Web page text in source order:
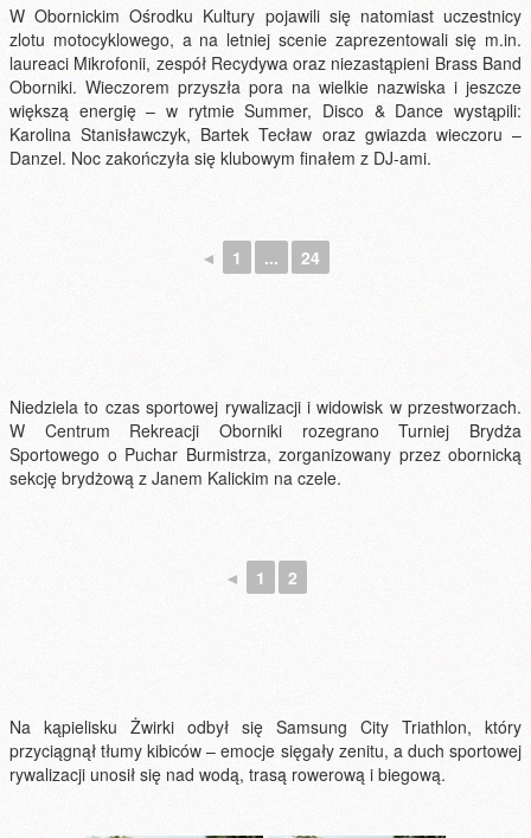
W Obornickim Ośrodku Kultury pojawili się natomiast uczestnicy
zlotu motocyklowego, a na letniej scenie zaprezentowali się m.in.
laureaci Mikrofonii, zespół Recydywa oraz niezastąpieni Brass Band
Oborniki. Wieczorem przyszła pora na wielkie nazwiska i jeszcze
większą energię – w rytmie Summer, Disco & Dance wystąpili:
Karolina Stanisławczyk, Bartek Tecław oraz gwiazda wieczoru –
Danzel. Noc zakończyła się klubowym finałem z DJ-ami.
◄ 1 ... 24
Niedziela to czas sportowej rywalizacji i widowisk w przestworzach.
W Centrum Rekreacji Oborniki rozegrano Turniej Brydża
Sportowego o Puchar Burmistrza, zorganizowany przez obornicką
sekcję brydżową z Janem Kalickim na czele.
◄ 1 2
Na kąpielisku Żwirki odbył się Samsung City Triathlon, który
przyciągnął tłumy kibiców – emocje sięgały zenitu, a duch sportowej
rywalizacji unosił się nad wodą, trasą rowerową i biegową.